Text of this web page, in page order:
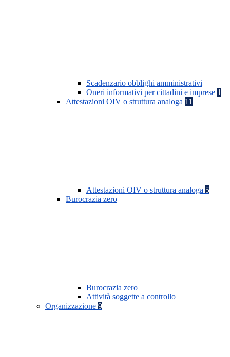
Scadenzario obblighi amministrativi
Oneri informativi per cittadini e imprese 1
Attestazioni OIV o struttura analoga 11
Attestazioni OIV o struttura analoga 5
Burocrazia zero
Burocrazia zero
Attività soggette a controllo
Organizzazione 9